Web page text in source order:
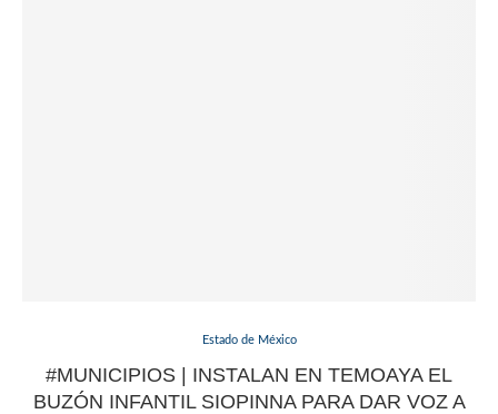
Estado de México
#MUNICIPIOS | INSTALAN EN TEMOAYA EL
BUZÓN INFANTIL SIOPINNA PARA DAR VOZ A